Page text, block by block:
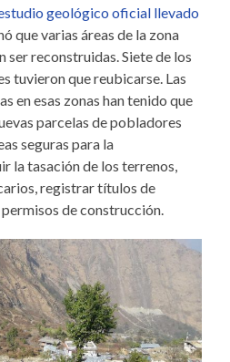
geológico oficial llevado
que varias áreas de la zona
ser reconstruidas. Siete de los
tuvieron que reubicarse. Las
en esas zonas han tenido que
parcelas de pobladores
seguras para la
la tasación de los terrenos,
registrar títulos de
de construcción.